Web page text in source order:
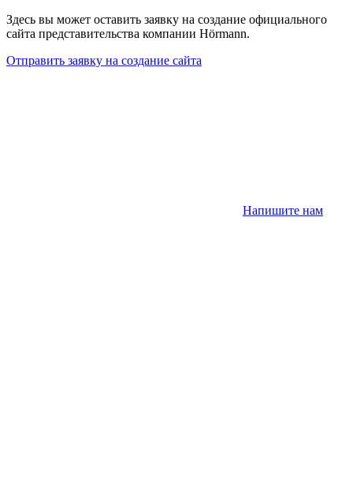
Здесь вы может оставить заявку на создание официального
сайта представительства компании Hörmann.
Отправить заявку на создание сайта
Напишите нам